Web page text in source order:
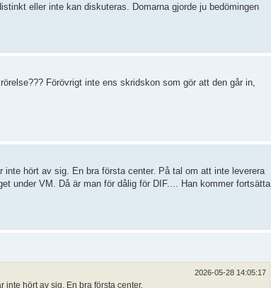
eller inte kan diskuteras. Domarna gjorde ju bedömingen
Förövrigt inte ens skridskon som gör att den går in,
hört av sig. En bra första center. På tal om att inte leverera
under VM. Då är man för dålig för DIF.... Han kommer fortsätta
2026-05-28 14:05:17
inte hört av sig. En bra första center.